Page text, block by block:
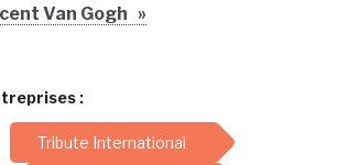
Van Gogh »
:
Tribute International